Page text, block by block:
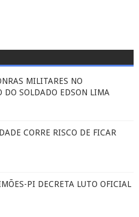
MILITARES NO
DO SOLDADO EDSON LIMA
CORRE RISCO DE FICAR
PI DECRETA LUTO OFICIAL